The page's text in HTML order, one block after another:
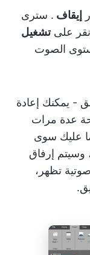
إيقاف . سترى
علىتشغيل
الصوت
- يمكنك إعادة
عدة مرات
عليك سوى
وسيتم إرفاق
تظهر،